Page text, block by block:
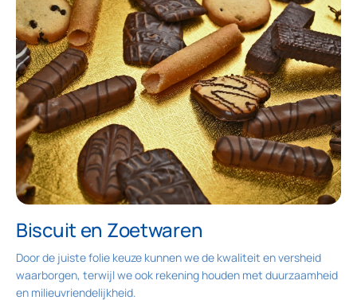
Biscuit en Zoetwaren
Door de juiste folie keuze kunnen we de kwaliteit en versheid
waarborgen, terwijl we ook rekening houden met duurzaamheid
en milieuvriendelijkheid.